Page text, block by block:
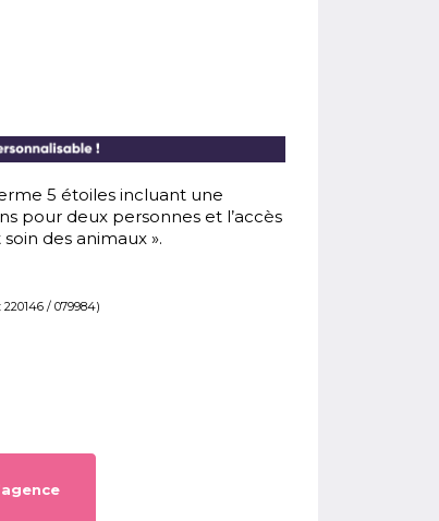
5 étoiles incluant une
pour deux personnes et l’accès
des animaux ».
/ 079984)